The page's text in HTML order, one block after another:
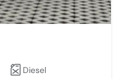
Diesel